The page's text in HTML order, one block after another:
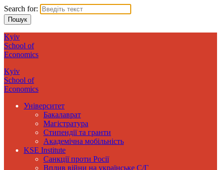
Search for:
Kyiv
School of
Economics
Kyiv
School of
Economics
Університет
Бакалаврат
Магістратура
Стипендії та гранти
Академічна мобільність
KSE Institute
Санкції проти Росії
Вплив війни на українське С/Г